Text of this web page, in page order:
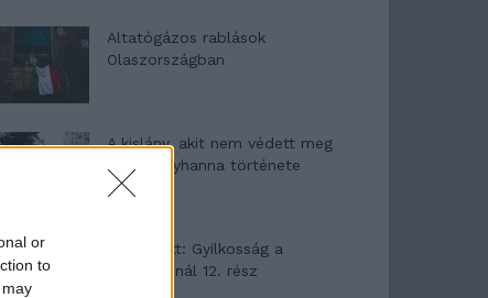
or
to
Altatógázos rablások
Olaszországban
A kislány, akit nem védett meg
senki – Lyhanna története
T. Barnett: Gyilkosság a
Garda-tónál 12. rész